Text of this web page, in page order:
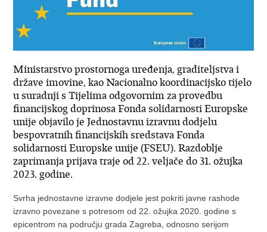
Ministarstvo prostornoga uređenja, graditeljstva i
države imovine, kao Nacionalno koordinacijsko tijelo
u suradnji s Tijelima odgovornim za provedbu
financijskog doprinosa Fonda solidarnosti Europske
unije objavilo je Jednostavnu izravnu dodjelu
bespovratnih financijskih sredstava Fonda
solidarnosti Europske unije (FSEU). Razdoblje
zaprimanja prijava traje od 22. veljače do 31. ožujka
2023. godine.
Svrha jednostavne izravne dodjele jest pokriti javne rashode
izravno povezane s potresom od 22. ožujka 2020. godine s
epicentrom na području grada Zagreba, odnosno serijom